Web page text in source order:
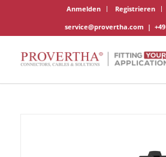
Anmelden Registrieren
service@provertha.com |